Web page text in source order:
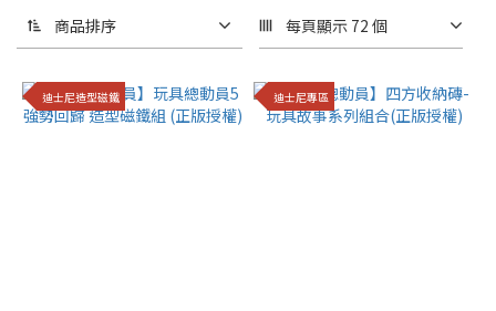
商品排序 每頁顯示 72 個
迪士尼造型磁鐵 迪士尼專區